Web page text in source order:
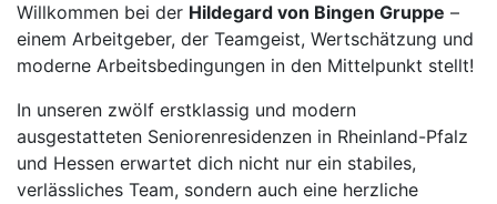
Willkommen bei der Hildegard von Bingen Gruppe –
einem Arbeitgeber, der Teamgeist, Wertschätzung und
moderne Arbeitsbedingungen in den Mittelpunkt stellt!
In unseren zwölf erstklassig und modern
ausgestatteten Seniorenresidenzen in Rheinland-Pfalz
und Hessen erwartet dich nicht nur ein stabiles,
verlässliches Team, sondern auch eine herzliche